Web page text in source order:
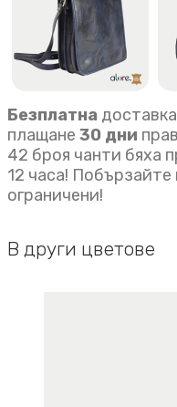
Безплатна доставка
плащане 30 дни
42 броя чанти бяха
12 часа! Побързайте
ограничени!
В други цветове